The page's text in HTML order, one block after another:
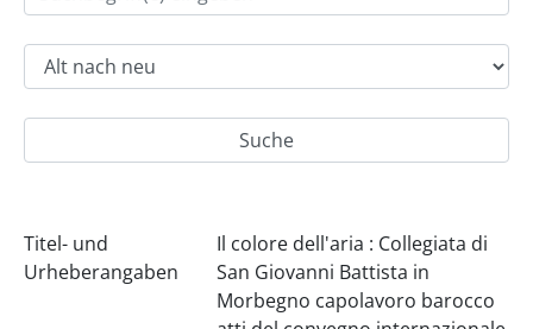
Titel- und
Urheberangaben
Il colore dell'aria : Collegiata di
San Giovanni Battista in
Morbegno capolavoro barocco